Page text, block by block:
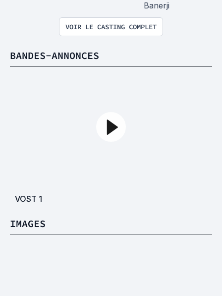
Banerji
VOIR LE CASTING COMPLET
BANDES-ANNONCES
VOST 1
IMAGES